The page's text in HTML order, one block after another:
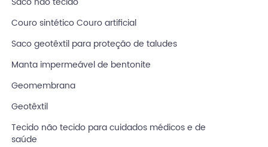
Couro sintético Couro artificial
Saco geotêxtil para proteção de taludes
Manta impermeável de bentonite
Geomembrana
Geotêxtil
Tecido não tecido para cuidados médicos e de
saúde